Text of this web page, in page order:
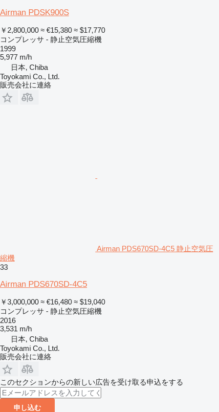
Airman PDSK900S
￥2,800,000 ≈ €15,380 ≈ $17,770
コンプレッサ - 静止空気圧縮機
1999
5,977 m/h
日本, Chiba
Toyokami Co., Ltd.
販売会社に連絡
Airman PDS670SD-4C5 静止空気圧
縮機
33
Airman PDS670SD-4C5
￥3,000,000 ≈ €16,480 ≈ $19,040
コンプレッサ - 静止空気圧縮機
2016
3,531 m/h
日本, Chiba
Toyokami Co., Ltd.
販売会社に連絡
このセクションからの新しい広告を受け取る申込をする
申し込む